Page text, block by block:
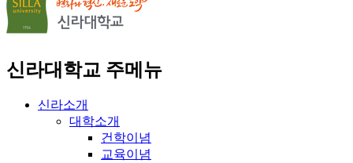
신라대학교 주메뉴
신라소개
대학소개
건학이념
교육이념